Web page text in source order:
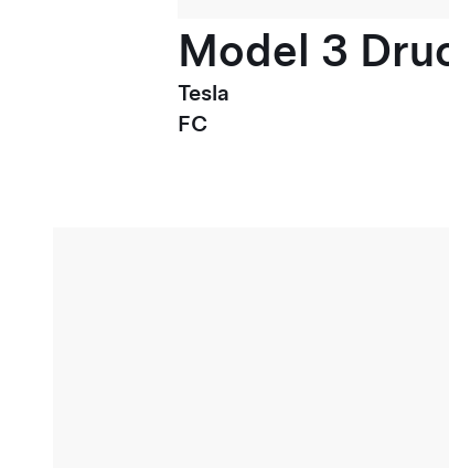
Model 3
Tesla
FC